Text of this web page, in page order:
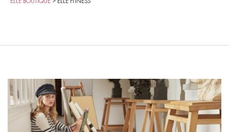
ELLE BOUTIQUE > ELLE FITNESS